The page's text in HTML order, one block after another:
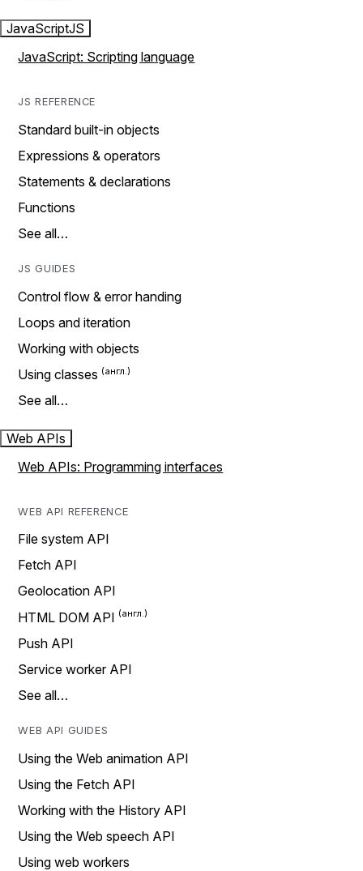
JavaScriptJS
JavaScript: Scripting language
JS REFERENCE
Standard built-in objects
Expressions & operators
Statements & declarations
Functions
See all…
JS GUIDES
Control flow & error handing
Loops and iteration
Working with objects
Using classes
See all…
Web APIs
Web APIs: Programming interfaces
WEB API REFERENCE
File system API
Fetch API
Geolocation API
HTML DOM API
Push API
Service worker API
See all…
WEB API GUIDES
Using the Web animation API
Using the Fetch API
Working with the History API
Using the Web speech API
Using web workers